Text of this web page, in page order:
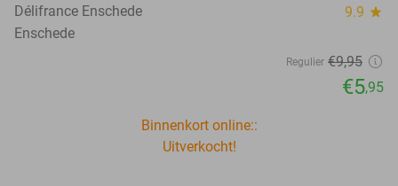
Délifrance Enschede 9.9 star
Enschede
Regulier €9,95
€5,95
Binnenkort online::
Uitverkocht!